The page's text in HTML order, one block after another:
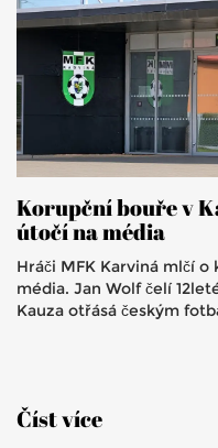
Korupční bouře v
útočí na média
Hráči MFK Karviná mlčí
média. Jan Wolf čelí
Kauza otřásá českým
Číst více